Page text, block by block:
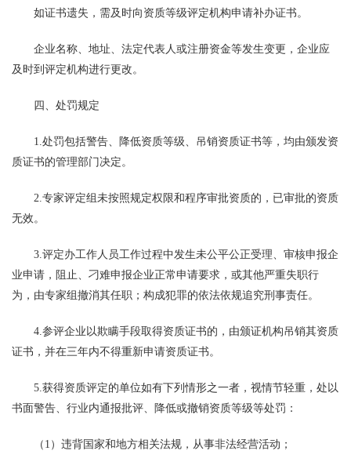
如证书遗失，需及时向资质等级评定机构申请补办证书。
企业名称、地址、法定代表人或注册资金等发生变更，企业应
及时到评定机构进行更改。
四、处罚规定
1.处罚包括警告、降低资质等级、吊销资质证书等，均由颁发资
质证书的管理部门决定。
2.专家评定组未按照规定权限和程序审批资质的，已审批的资质
无效。
3.评定办工作人员工作过程中发生未公平公正受理、审核申报企
业申请，阻止、刁难申报企业正常申请要求，或其他严重失职行
为，由专家组撤消其任职；构成犯罪的依法依规追究刑事责任。
4.参评企业以欺瞒手段取得资质证书的，由颁证机构吊销其资质
证书，并在三年内不得重新申请资质证书。
5.获得资质评定的单位如有下列情形之一者，视情节轻重，处以
书面警告、行业内通报批评、降低或撤销资质等级等处罚：
（1）违背国家和地方相关法规，从事非法经营活动；